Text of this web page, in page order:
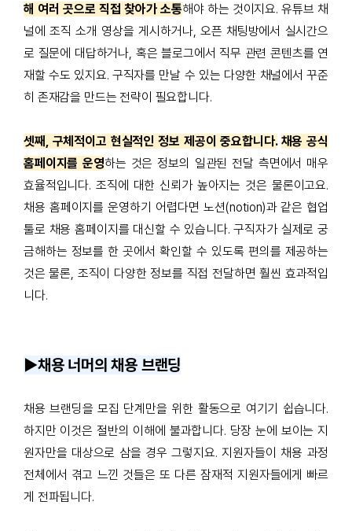
해 여러 곳으로 직접 찾아가 소통해야 하는 것이지요. 유튜브 채
널에 조직 소개 영상을 게시하거나, 오픈 채팅방에서 실시간으
로 질문에 대답하거나, 혹은 블로그에서 직무 관련 콘텐츠를 연
재할 수도 있지요. 구직자를 만날 수 있는 다양한 채널에서 꾸준
히 존재감을 만드는 전략이 필요합니다.
셋째, 구체적이고 현실적인 정보 제공이 중요합니다. 채용공식
홈페이지를 운영하는 것은 정보의 일관된 전달 측면에서 매우
효율적입니다. 조직에 대한 신뢰가 높아지는 것은 물론이고요.
채용 홈페이지를 운영하기 어렵다면 노션(notion)과 같은 협업
툴로 채용 홈페이지를 대신할 수 있습니다. 구직자가 실제로 궁
금해하는 정보를 한 곳에서 확인할 수 있도록 편의를 제공하는
것은 물론, 조직이 다양한 정보를 직접 전달하면 훨씬 효과적입
니다.
▶️채용 너머의 채용 브랜딩
채용 브랜딩을 모집 단계만을 위한 활동으로 여기기 쉽습니다.
하지만 이것은 절반의 이해에 불과합니다. 당장 눈에 보이는 지
원자만을 대상으로 삼을 경우 그렇지요. 지원자들이 채용 과정
전체에서 겪고 느낀 것들은 또 다른 잠재적 지원자들에게 빠르
게 전파됩니다.